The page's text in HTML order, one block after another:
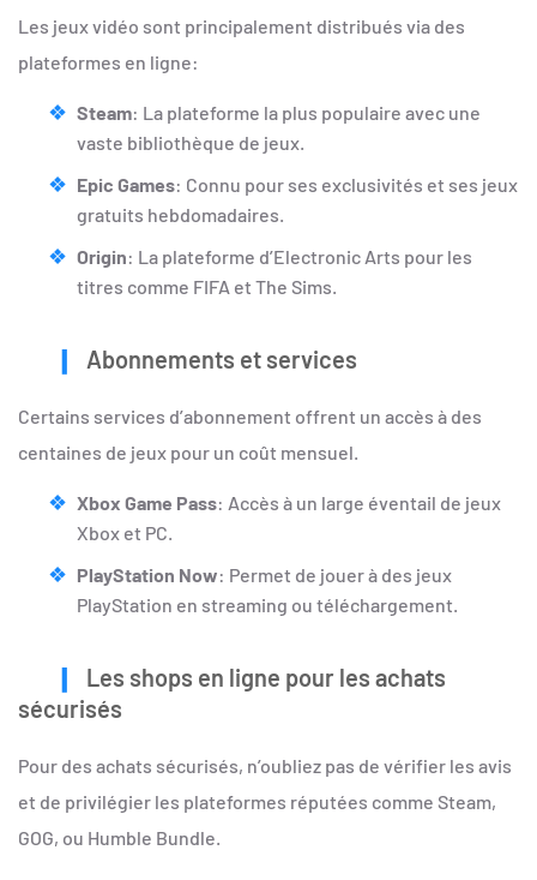
Les jeux vidéo sont principalement distribués via des
plateformes en ligne:
Steam: La plateforme la plus populaire avec une
vaste bibliothèque de jeux.
Epic Games: Connu pour ses exclusivités et ses jeux
gratuits hebdomadaires.
Origin: La plateforme d’Electronic Arts pour les
titres comme FIFA et The Sims.
Abonnements et services
Certains services d’abonnement offrent un accès à des
centaines de jeux pour un coût mensuel.
Xbox Game Pass: Accès à un large éventail de jeux
Xbox et PC.
PlayStation Now: Permet de jouer à des jeux
PlayStation en streaming ou téléchargement.
Les shops en ligne pour les achats
sécurisés
Pour des achats sécurisés, n’oubliez pas de vérifier les avis
et de privilégier les plateformes réputées comme Steam,
GOG, ou Humble Bundle.